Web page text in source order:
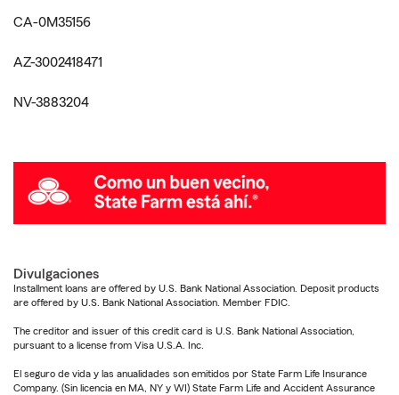
CA-0M35156
AZ-3002418471
NV-3883204
Divulgaciones
Installment loans are offered by U.S. Bank National Association. Deposit products
are offered by U.S. Bank National Association. Member FDIC.
The creditor and issuer of this credit card is U.S. Bank National Association,
pursuant to a license from Visa U.S.A. Inc.
El seguro de vida y las anualidades son emitidos por State Farm Life Insurance
Company. (Sin licencia en MA, NY y WI) State Farm Life and Accident Assurance